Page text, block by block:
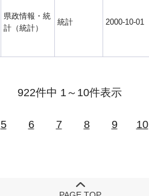
県政情報・統
計（統計）
統計 2000-10-01
922件中 1～10件表示
5 6 7 8 9 10